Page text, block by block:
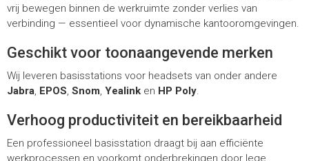
vrij bewegen binnen de werkruimte zonder verlies van
verbinding — essentieel voor dynamische kantooromgevingen.
Geschikt voor toonaangevende merken
Wij leveren basisstations voor headsets van onder andere
Jabra, EPOS, Snom, Yealink en HP Poly.
Verhoog productiviteit en bereikbaarheid
Een professioneel basisstation draagt bij aan efficiënte
werkprocessen en voorkomt onderbrekingen door lege